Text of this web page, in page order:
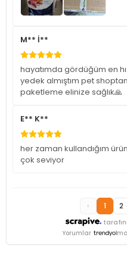
M** İ**
hayatımda gördüğüm en
yedek almıştım pet
paketleme elinize sağlık🙏
E** K**
her zaman kullandığım
çok seviyor
‹ 1 2
Yorumlar